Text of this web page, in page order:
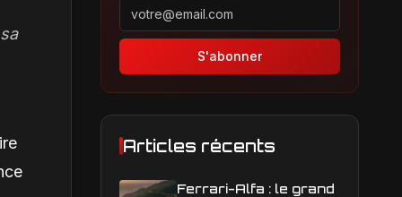
Adresse email pour la newsletter
S'abonner
Articles récents
Ferrari-Alfa : le grand